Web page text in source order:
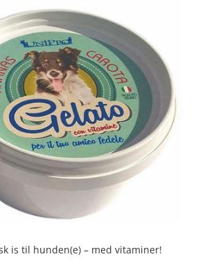
is til hunden(e) – med vitaminer!